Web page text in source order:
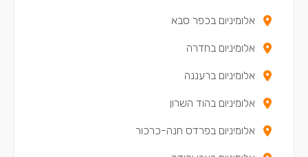
אלומיניום בכפר סבא
אלומיניום בחדרה
אלומיניום ברעננה
אלומיניום בהוד השרון
אלומיניום בפרדס חנה-כרכור